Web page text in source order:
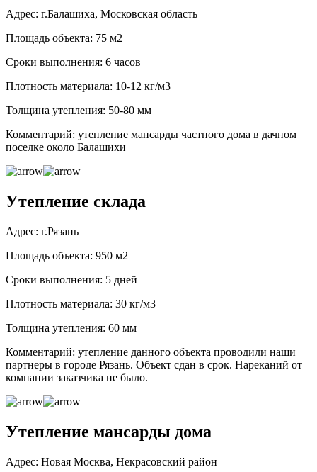
Адрес: г.Балашиха, Московская область
Площадь объекта: 75 м2
Сроки выполнения: 6 часов
Плотность материала: 10-12 кг/м3
Толщина утепления: 50-80 мм
Комментарий: утепление мансарды частного дома в дачном
поселке около Балашихи
Утепление склада
Адрес: г.Рязань
Площадь объекта: 950 м2
Сроки выполнения: 5 дней
Плотность материала: 30 кг/м3
Толщина утепления: 60 мм
Комментарий: утепление данного объекта проводили наши
партнеры в городе Рязань. Объект сдан в срок. Нареканий от
компании заказчика не было.
Утепление мансарды дома
Адрес: Новая Москва, Некрасовский район